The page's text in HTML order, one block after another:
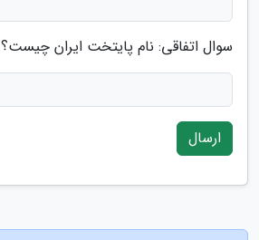
سوال اتفاقی: نام پایتخت ایران چیست؟
ارسال